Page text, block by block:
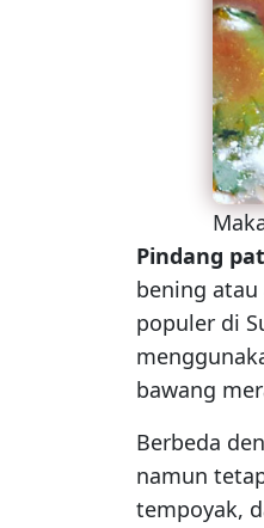
Pindang
bening atau
populer di
bawang
Berbeda
namun
tempoyak,